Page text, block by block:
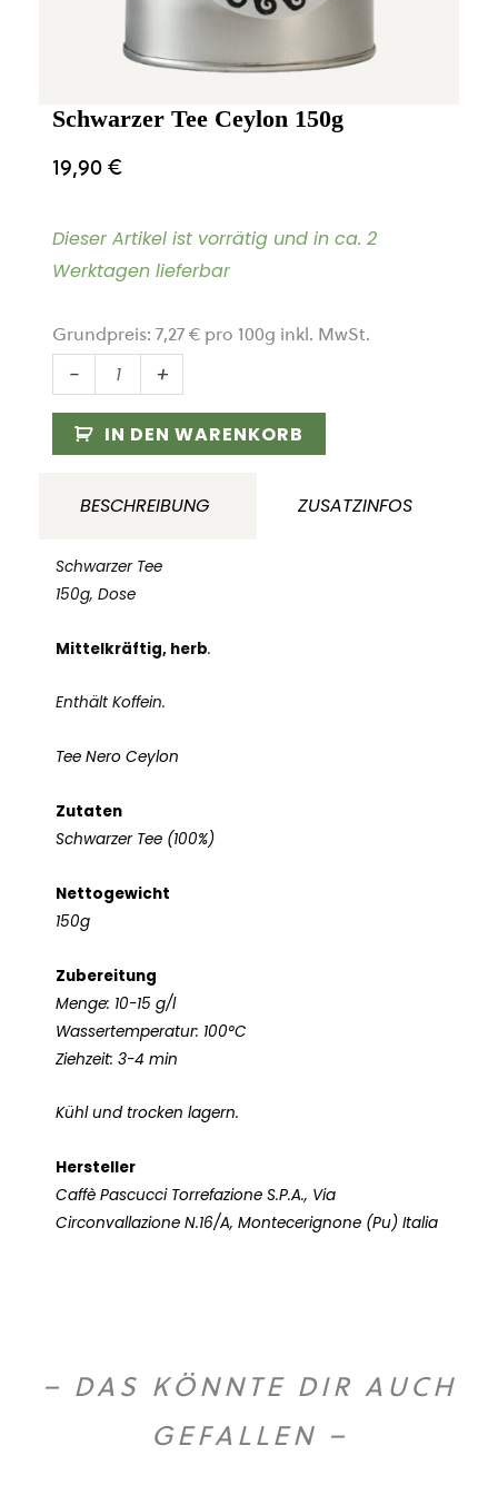
Schwarzer Tee Ceylon 150g
19,90€
Dieser Artikel ist vorrätig und in ca. 2
Werktagen lieferbar
Grundpreis: 7,27€ pro 100g inkl. MwSt.
-
Schwarzer
Tee
Ceylon
Menge
+
IN DEN WARENKORB
BESCHREIBUNG ZUSATZINFOS
Schwarzer Tee
150g, Dose
Mittelkräftig, herb.
Enthält Koffein.
Tee Nero Ceylon
Zutaten
Schwarzer Tee (100%)
Nettogewicht
150g
Zubereitung
Menge: 10-15 g/l
Wassertemperatur: 100°C
Ziehzeit: 3-4 min
Kühl und trocken lagern.
Hersteller
Caffè Pascucci Torrefazione S.P.A., Via
Circonvallazione N.16/A, Montecerignone (Pu) Italia
– DAS KÖNNTE DIR AUCH
GEFALLEN –